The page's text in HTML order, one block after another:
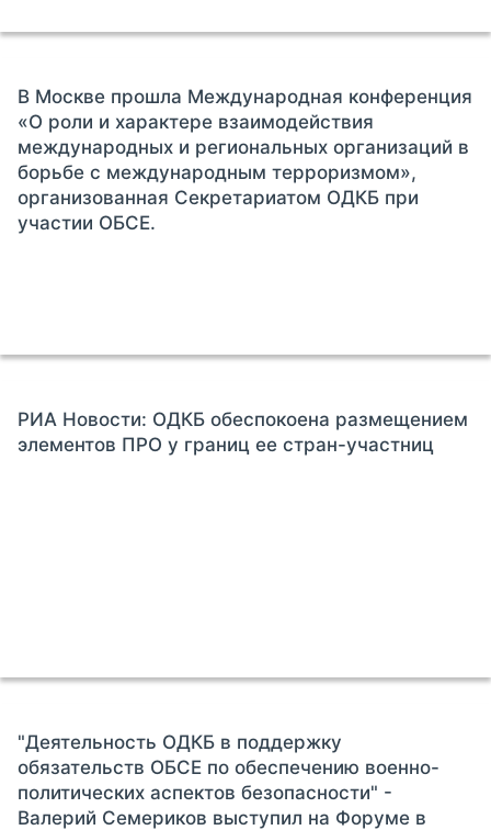
В Москве прошла Международная конференция
«О роли и характере взаимодействия
международных и региональных организаций в
борьбе с международным терроризмом»,
организованная Секретариатом ОДКБ при
участии ОБСЕ.
РИА Новости: ОДКБ обеспокоена размещением
элементов ПРО у границ ее стран-участниц
"Деятельность ОДКБ в поддержку
обязательств ОБСЕ по обеспечению военно-
политических аспектов безопасности" -
Валерий Семериков выступил на Форуме в